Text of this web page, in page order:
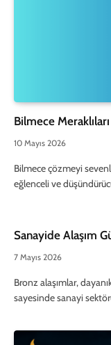
Bilmece
10 Mayıs 2026
Bilmece çözmeyi
eğlenceli ve
Sanayide Alaşım
7 Mayıs 2026
Bronz alaşımlar,
sayesinde sanayi